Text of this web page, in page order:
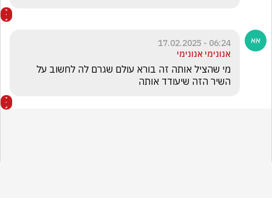
מי שהציל אותה זה בורא עולם שגרם לה לחשוב על